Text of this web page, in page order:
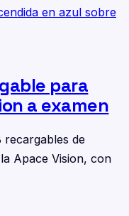
para
a examen
recargables de
Apace Vision, con